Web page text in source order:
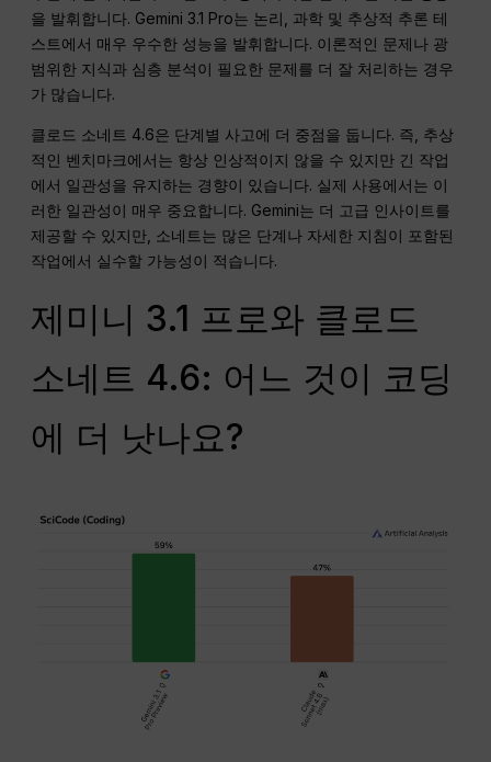
을 발휘합니다. Gemini 3.1 Pro는 논리, 과학 및 추상적 추론 테
스트에서 매우 우수한 성능을 발휘합니다. 이론적인 문제나 광
범위한 지식과 심층 분석이 필요한 문제를 더 잘 처리하는 경우
가 많습니다.
클로드 소네트 4.6은 단계별 사고에 더 중점을 둡니다. 즉, 추상
적인 벤치마크에서는 항상 인상적이지 않을 수 있지만 긴 작업
에서 일관성을 유지하는 경향이 있습니다. 실제 사용에서는 이
러한 일관성이 매우 중요합니다. Gemini는 더 고급 인사이트를
제공할 수 있지만, 소네트는 많은 단계나 자세한 지침이 포함된
작업에서 실수할 가능성이 적습니다.
제미니 3.1 프로와 클로드
소네트 4.6: 어느 것이 코딩
에 더 낫나요?